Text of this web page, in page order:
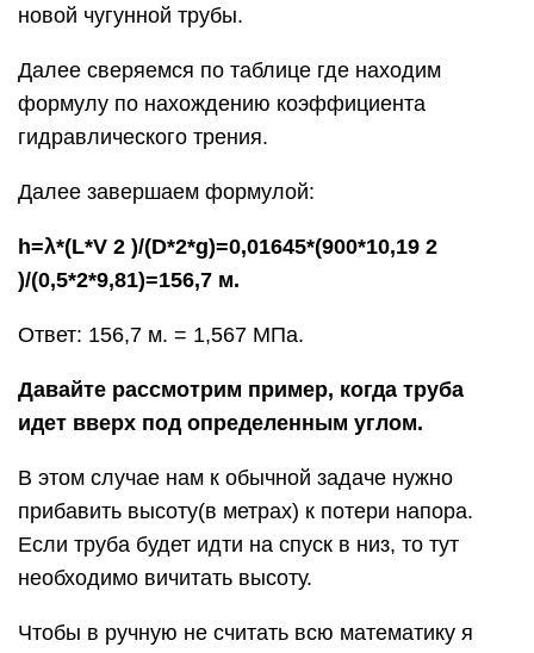
новой чугунной трубы.
Далее сверяемся по таблице где находим
формулу по нахождению коэффициента
гидравлического трения.
Далее завершаем формулой:
h=λ*(L*V 2 )/(D*2*g)=0,01645*(900*10,19 2
)/(0,5*2*9,81)=156,7 м.
Ответ: 156,7 м. = 1,567 МПа.
Давайте рассмотрим пример, когда труба
идет вверх под определенным углом.
В этом случае нам к обычной задаче нужно
прибавить высоту(в метрах) к потери напора.
Если труба будет идти на спуск в низ, то тут
необходимо вичитать высоту.
Чтобы в ручную не считать всю математику я